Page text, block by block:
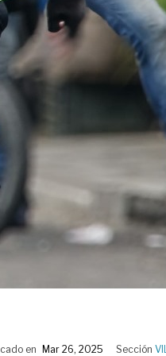
en Mar 26, 2025 Sección